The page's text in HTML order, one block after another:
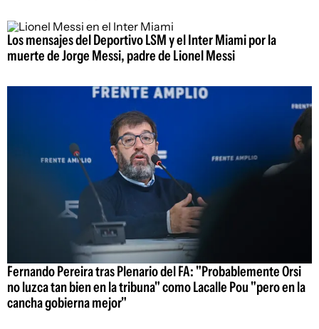
Los mensajes del Deportivo LSM y el Inter Miami por la
muerte de Jorge Messi, padre de Lionel Messi
Fernando Pereira tras Plenario del FA: "Probablemente Orsi
no luzca tan bien en la tribuna" como Lacalle Pou "pero en la
cancha gobierna mejor"